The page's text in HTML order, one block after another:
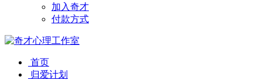
加入奇才
付款方式
首页
归爱计划